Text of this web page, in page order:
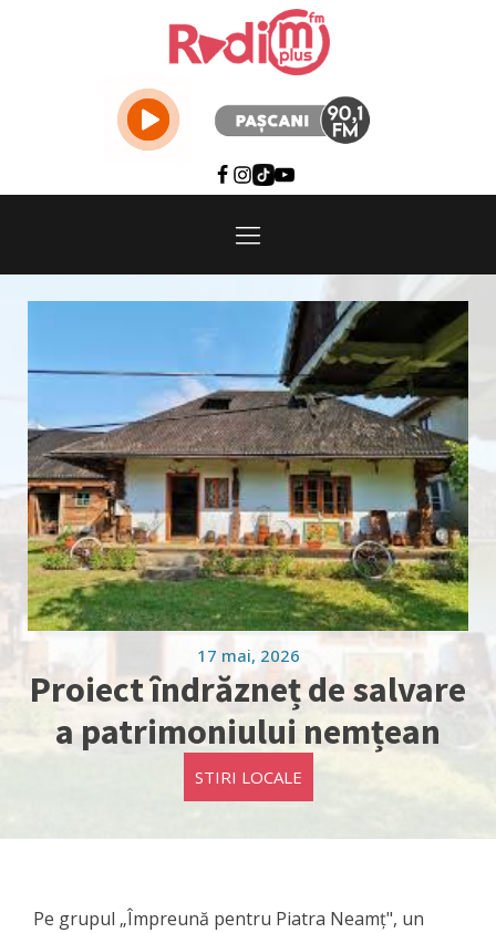
17 mai, 2026
Proiect îndrăzneț de salvare
a patrimoniului nemțean
STIRI LOCALE
Pe grupul „Împreună pentru Piatra Neamț", un